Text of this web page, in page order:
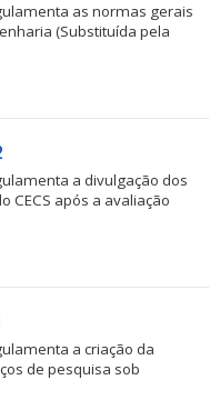
as normas gerais
(Substituída pela
a divulgação dos
CECS após a avaliação
a criação da
de pesquisa sob